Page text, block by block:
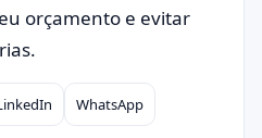
orçamento e evitar
WhatsApp